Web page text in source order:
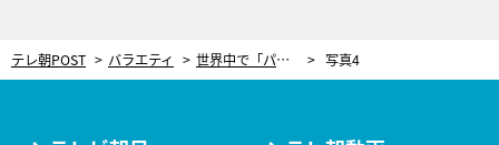
テレ朝POST バラエティ 世界中で「パリピ、ざまぁ」と大バズリ！地獄の大暴動に発展した“史上最悪の大型フェス”の顛末 写真4